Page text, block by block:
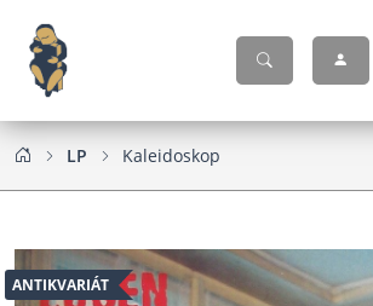
LP Kaleidoskop
ANTIKVARIÁT